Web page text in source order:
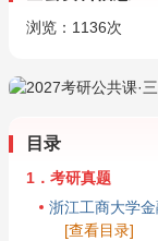
浏览： 1136次
目录
1．考研真题
浙江工商大学
[查看目录]